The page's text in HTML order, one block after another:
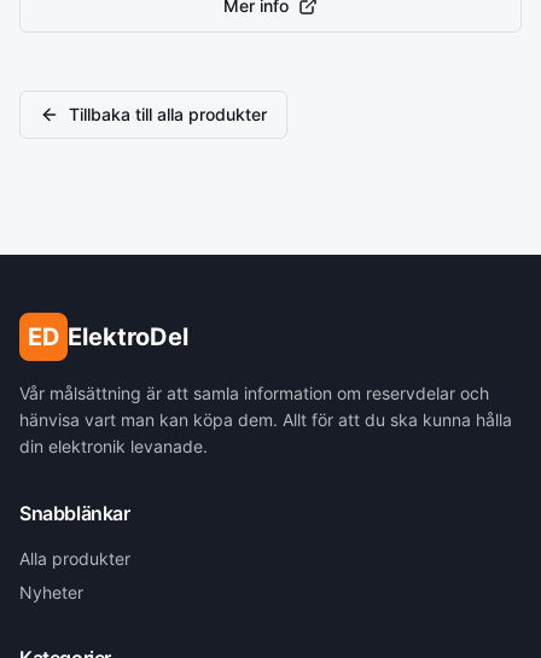
Mer info
Tillbaka till alla produkter
ED ElektroDel
Vår målsättning är att samla information om reservdelar och
hänvisa vart man kan köpa dem. Allt för att du ska kunna hålla
din elektronik levanade.
Snabblänkar
Alla produkter
Nyheter